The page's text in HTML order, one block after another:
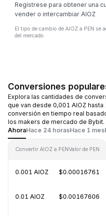
Regístrese para obtener una
vender o intercambiar AIOZ
El tipo de cambio de AIOZ a PEN
del mercado.
Conversiones
Explora las cantidades de
que van desde 0,001 AIOZ
conversión en tiempo real
los makers de mercado de Bybit.
AhoraHace 24 horasHace 1 mes
Convertir AIOZ a PENValor de PEN
0.001 AIOZ $0.00016761
0.01 AIOZ $0.00167606